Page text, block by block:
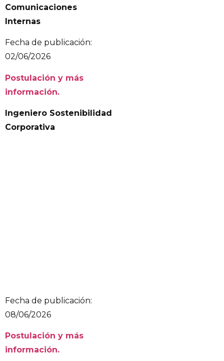
Comunicaciones
Internas
Fecha de publicación:
02/06/2026
Postulación y más
información.
Ingeniero Sostenibilidad
Corporativa
Fecha de publicación:
08/06/2026
Postulación y más
información.